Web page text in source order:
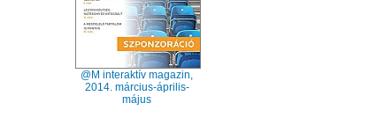
@M interaktív magazin,
2014. március-április-
május